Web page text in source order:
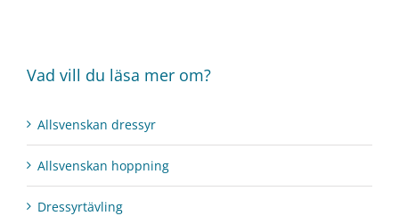
Vad vill du läsa mer om?
Allsvenskan dressyr
Allsvenskan hoppning
Dressyrtävling